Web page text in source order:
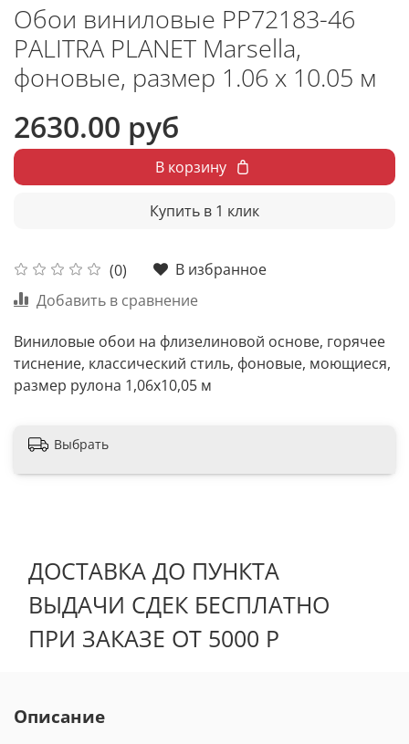
Обои виниловые PP72183-46
PALITRA PLANET Marsella,
фоновые, размер 1.06 х 10.05 м
(0)
В избранное
Добавить в сравнение
2630.00 руб
В корзину
Купить в 1 клик
Виниловые обои на флизелиновой основе, горячее
тиснение, классический стиль, фоновые, моющиеся,
размер рулона 1,06х10,05 м
Выбрать
ДОСТАВКА ДО ПУНКТА
ВЫДАЧИ СДЕК БЕСПЛАТНО
ПРИ ЗАКАЗЕ ОТ 5000 Р
Описание